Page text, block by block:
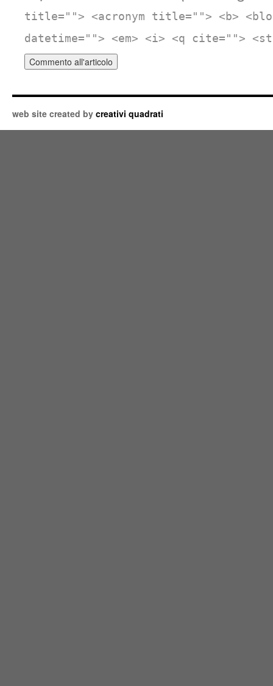
title=""> <acronym title=""> <b>
datetime=""> <em> <i> <q cite="">
web site created by creativi quadrati